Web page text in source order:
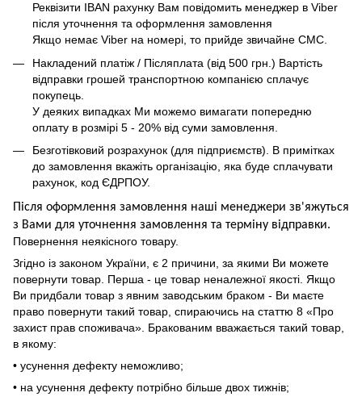
Реквізити IBAN рахунку Вам повідомить менеджер в Viber
після уточнення та оформлення замовлення
Якщо немає Viber на номері, то прийде звичайне СМС.
Накладений платіж / Післяплата (від 500 грн.) Вартість
відправки грошей транспортною компанією сплачує
покупець.
У деяких випадках Ми можемо вимагати попередню
оплату в розмірі 5 - 20% від суми замовлення.
Безготівковий розрахунок (для підприємств). В примітках
до замовлення вкажіть організацію, яка буде сплачувати
рахунок, код ЄДРПОУ.
Після оформлення замовлення наші менеджери зв'яжуться
з Вами для уточнення замовлення та терміну відправки.
Повернення неякісного товару.
Згідно із законом України, є 2 причини, за якими Ви можете
повернути товар. Перша - це товар неналежної якості. Якщо
Ви придбали товар з явним заводським браком - Ви маєте
право повернути такий товар, спираючись на статтю 8 «Про
захист прав споживача». Бракованим вважається такий товар,
в якому:
• усунення дефекту неможливо;
• на усунення дефекту потрібно більше двох тижнів;